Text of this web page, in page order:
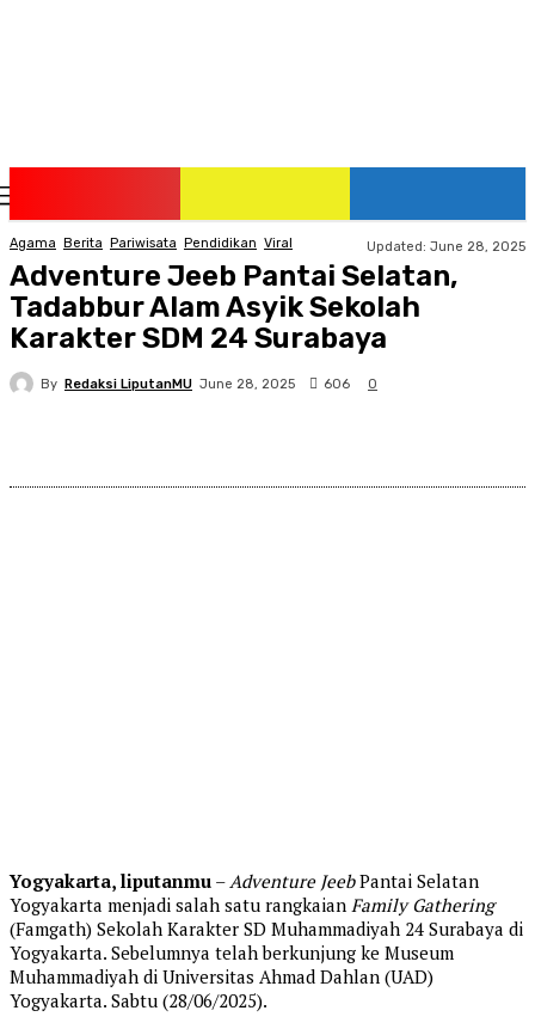
Agama Berita Pariwisata Pendidikan Viral Updated: June 28, 2025
Adventure Jeeb Pantai Selatan,
Tadabbur Alam Asyik Sekolah
Karakter SDM 24 Surabaya
By Redaksi LiputanMU June 28, 2025 606 0
Yogyakarta, liputanmu –Adventure JeebPantai Selatan
Yogyakarta menjadi salah satu rangkaian Family Gathering
(Famgath) Sekolah Karakter SD Muhammadiyah 24 Surabaya di
Yogyakarta. Sebelumnya telah berkunjung ke Museum
Muhammadiyah di Universitas Ahmad Dahlan (UAD)
Yogyakarta. Sabtu (28/06/2025).